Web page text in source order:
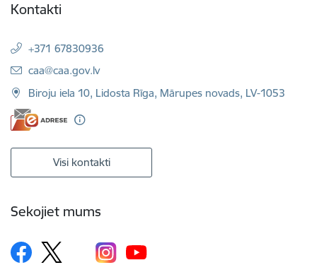
Kontakti
+371 67830936
E-pasts:
caa@caa.gov.lv
Biroju iela 10, Lidosta Rīga, Mārupes novads, LV-1053
Visi kontakti
Sekojiet mums